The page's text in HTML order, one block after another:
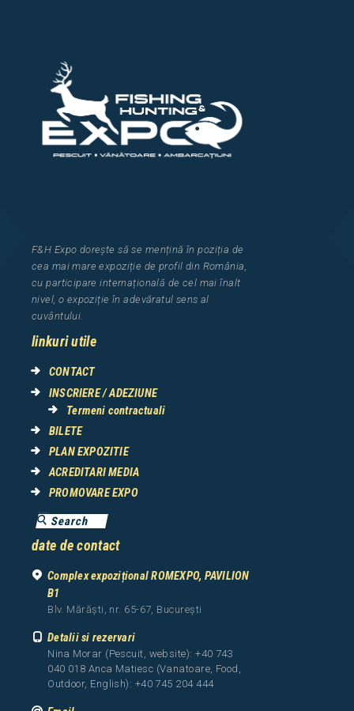
F&H Expo dorește să se mențină în poziția de
cea mai mare expoziție de profil din România,
cu participare internațională de cel maiînalt
nivel, o expoziție în adevăratul sens al
cuvântului.
linkuri utile
CONTACT
INSCRIERE / ADEZIUNE
Termeni contractuali
BILETE
PLAN EXPOZITIE
ACREDITARI MEDIA
PROMOVARE EXPO
date de contact
Complex expozițional ROMEXPO, PAVILION
B1
Blv. Mărăști, nr. 65-67, București
Detalii si rezervari
Nina Morar (Pescuit, website): +40 743
040 018 Anca Matiesc (Vanatoare, Food,
Outdoor, English): +40 745 204 444